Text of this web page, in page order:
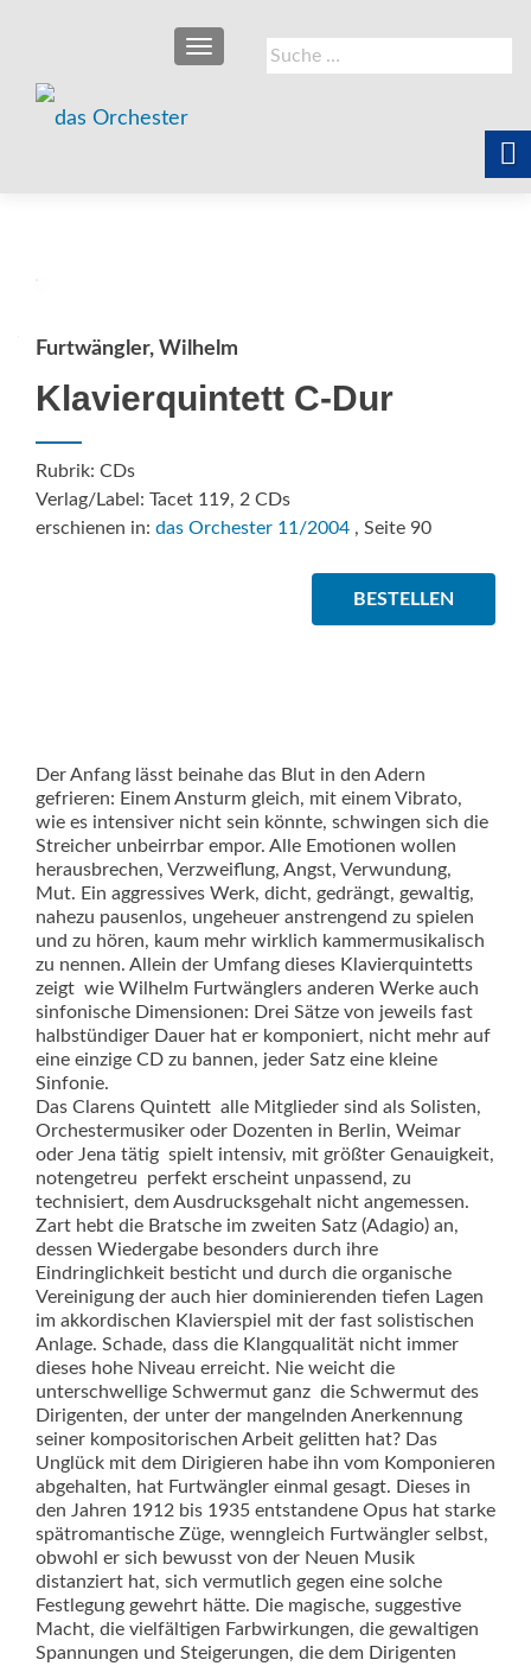
Suche
nach:
SCHALTE NAVIGATION
Furtwängler, Wilhelm
Klavierquintett C-Dur
Rubrik: CDs
Verlag/Label: Tacet 119, 2 CDs
erschienen in: das Orchester 11/2004 , Seite 90
BESTELLEN
Der Anfang lässt beinahe das Blut in den Adern
gefrieren: Einem Ansturm gleich, mit einem Vibrato,
wie es intensiver nicht sein könnte, schwingen sich die
Streicher unbeirrbar empor. Alle Emotionen wollen
herausbrechen, Verzweiflung, Angst, Verwundung,
Mut. Ein aggressives Werk, dicht, gedrängt, gewaltig,
nahezu pausenlos, ungeheuer anstrengend zu spielen
und zu hören, kaum mehr wirklich kammermusikalisch
zu nennen. Allein der Umfang dieses Klavierquintetts
zeigt  wie Wilhelm Furtwänglers anderen Werke auch 
sinfonische Dimensionen: Drei Sätze von jeweils fast
halbstündiger Dauer hat er komponiert, nicht mehr auf
eine einzige CD zu bannen, jeder Satz eine kleine
Sinfonie.
Das Clarens Quintett  alle Mitglieder sind als Solisten,
Orchestermusiker oder Dozenten in Berlin, Weimar
oder Jena tätig  spielt intensiv, mit größter Genauigkeit,
notengetreu  perfekt erscheint unpassend, zu
technisiert, dem Ausdrucksgehalt nicht angemessen.
Zart hebt die Bratsche im zweiten Satz (Adagio) an,
dessen Wiedergabe besonders durch ihre
Eindringlichkeit besticht und durch die organische
Vereinigung der auch hier dominierenden tiefen Lagen
im akkordischen Klavierspiel mit der fast solistischen
Anlage. Schade, dass die Klangqualität nicht immer
dieses hohe Niveau erreicht. Nie weicht die
unterschwellige Schwermut ganz  die Schwermut des
Dirigenten, der unter der mangelnden Anerkennung
seiner kompositorischen Arbeit gelitten hat? Das
Unglück mit dem Dirigieren habe ihn vom Komponieren
abgehalten, hat Furtwängler einmal gesagt. Dieses in
den Jahren 1912 bis 1935 entstandene Opus hat starke
spätromantische Züge, wenngleich Furtwängler selbst,
obwohl er sich bewusst von der Neuen Musik
distanziert hat, sich vermutlich gegen eine solche
Festlegung gewehrt hätte. Die magische, suggestive
Macht, die vielfältigen Farbwirkungen, die gewaltigen
Spannungen und Steigerungen, die dem Dirigenten